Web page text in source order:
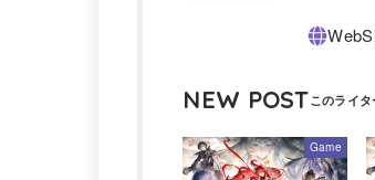
NEW POST
Game